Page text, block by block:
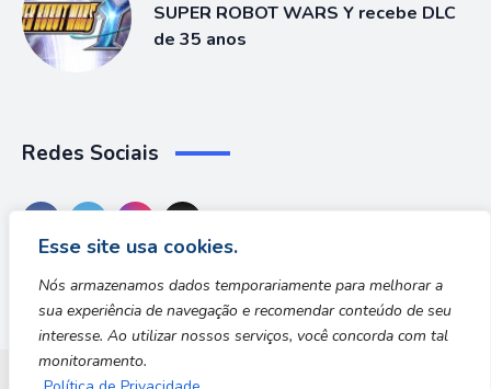
Esse site usa cookies.
Nós armazenamos dados temporariamente para melhorar a
sua experiência de navegação e recomendar conteúdo de seu
interesse. Ao utilizar nossos serviços, você concorda com tal
monitoramento.
SUPER ROBOT WARS Y recebe DLC
de 35 anos
Redes Sociais